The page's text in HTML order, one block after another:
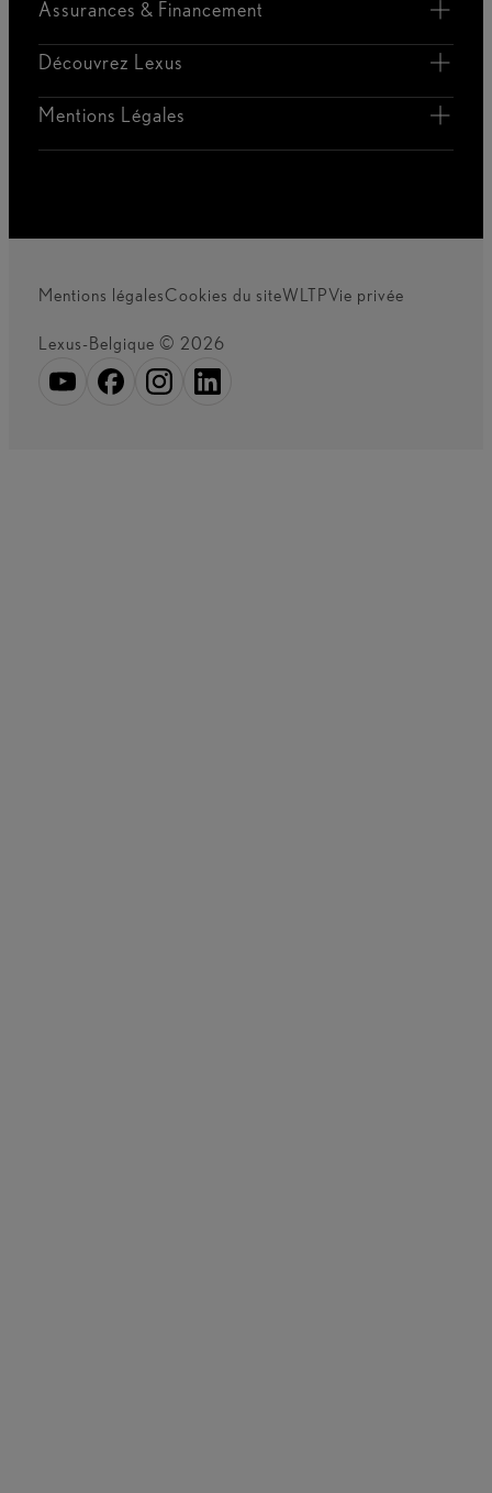
Assurances & Financement
Découvrez Lexus
Mentions Légales
Mentions légalesCookies du siteWLTPVie privée
Lexus-Belgique © 2026